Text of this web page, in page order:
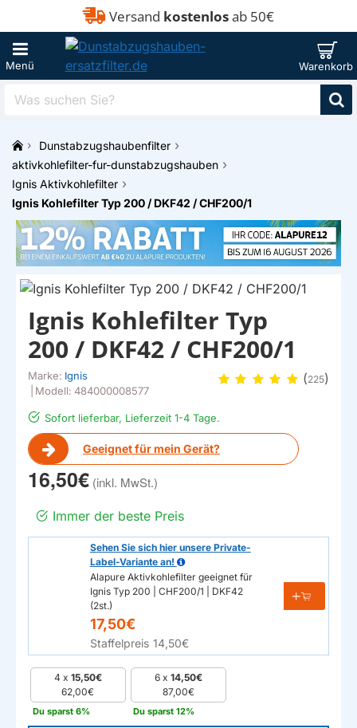
Versand kostenlosab 50€
Was
m
e
Dunstabzugshaubenfilter
aktivkohlefilter-fur-dunstabzugshauben
Ignis Aktivkohlefilter
Ignis Kohlefilter Typ 200 / DKF42 / CHF200/1
Sofort lieferbar, Lieferzeit 1-4 Tage.
Geeignet für mein Gerät?
Ignis Kohlefilter Typ
200 / DKF42 / CHF200/1
Marke: Ignis
Modell: 484000008577
(225)
16,50€
Immer der beste Preis
Sehen Sie sich hier unsere Private-
Label-Variante an!
Alapure Aktivkohlefilter geeignet für
Ignis Typ 200 | CHF200/1 | DKF42
(2st.)
17,50€
Staffelpreis 14,50€
4 x 15,50€
62,00€
Du sparst 6%
6 x 14,50€
87,00€
Du sparst 12%